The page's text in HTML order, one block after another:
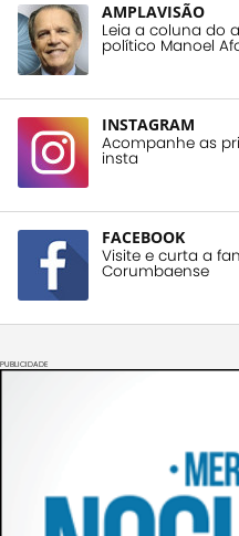
AMPLAVISÃO
Leia a coluna do
político Manoel
INSTAGRAM
Acompanhe as
insta
FACEBOOK
Visite e curta a
Corumbaense
PUBLICIDADE